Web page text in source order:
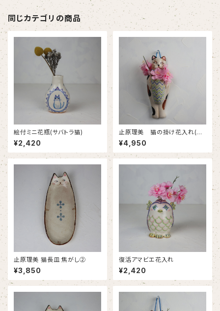
同じカテゴリの商品
絵付ミニ花瓶(サバトラ猫)
¥2,420
止原理美 猫の掛け花入れ(三
毛猫)
¥4,950
止原理美 猫長皿 焦がし②
¥3,850
復活アマビエ花入れ
¥2,420